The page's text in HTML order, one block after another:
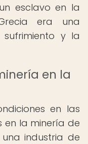
esclavo en la
era una
y la
en la
en las
en la minería de
industria de